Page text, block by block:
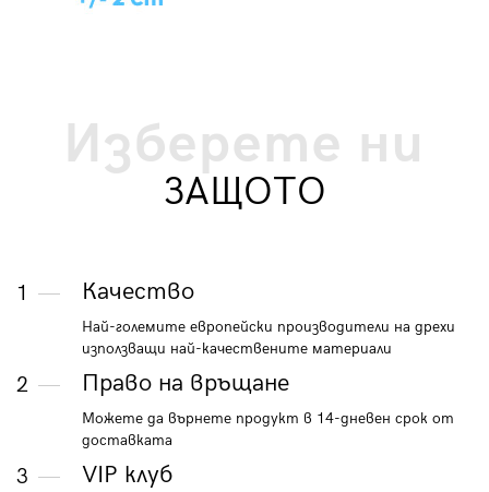
Изберете ни
ЗАЩОТО
1 Качество
Най-големите европейски производители на дрехи
използващи най-качествените материали
2 Право на връщане
Можете да върнете продукт в 14-дневен срок от
доставката
3 VIP клуб